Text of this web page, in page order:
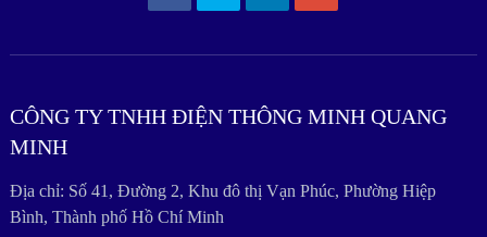
CÔNG TY TNHH ĐIỆN THÔNG MINH QUANG
MINH
Địa chỉ: Số 41, Đường 2, Khu đô thị Vạn Phúc, Phường Hiệp
Bình, Thành phố Hồ Chí Minh